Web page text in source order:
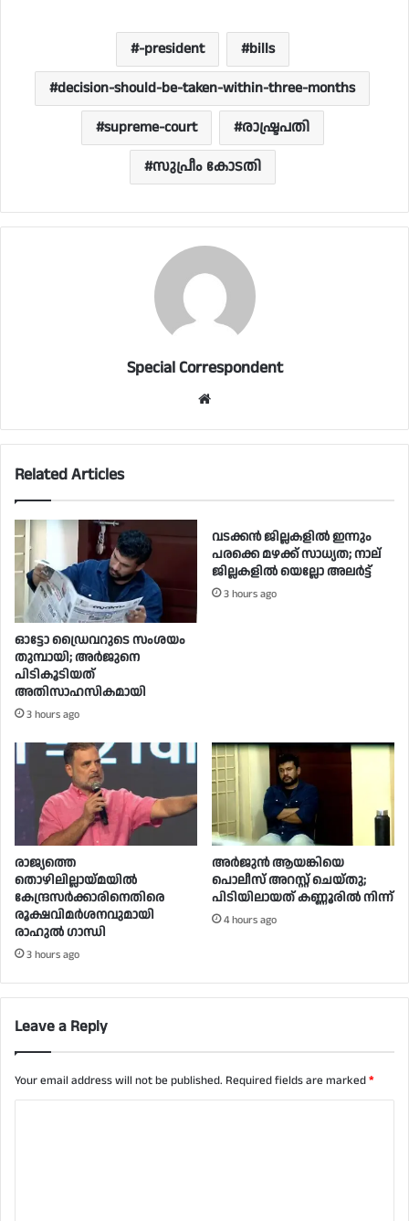
-president
bills
decision-should-be-taken-within-three-months
supreme-court
രാഷ്ട്രപതി
സുപ്രീം കോടതി
Special Correspondent
Related Articles
ഓട്ടോ ഡ്രൈവറുടെ സംശയം
തുമ്പായി; അര്‍ജുനെ
പിടികൂടിയത്
അതിസാഹസികമായി
3 hours ago
വടക്കൻ ജില്ലകളിൽ ഇന്നും
പരക്കെ മഴക്ക് സാധ്യത; നാല്
ജില്ലകളിൽ യെല്ലോ അലർട്ട്
3 hours ago
രാജ്യത്തെ
തൊഴിലില്ലായ്മയിൽ
കേന്ദ്രസർക്കാരിനെതിരെ
രൂക്ഷവിമർശനവുമായി
രാഹുൽ ഗാന്ധി
3 hours ago
അർജുൻ ആയങ്കിയെ
പൊലീസ് അറസ്റ്റ് ചെയ്‌തു;
പിടിയിലായത് കണ്ണൂരിൽ നിന്ന്
4 hours ago
Leave a Reply
Your email address will not be published. Required fields are marked*